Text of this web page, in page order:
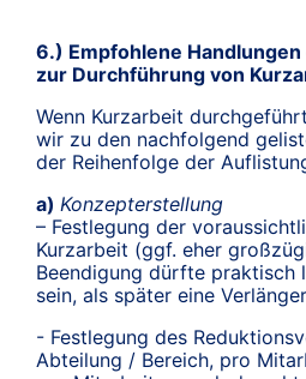
6.) Empfohlene
zur Durchführung von
Wenn Kurzarbeit
wir zu den nachfolgend
der Reihenfolge der
a) Konzepterstellung
– Festlegung der
Kurzarbeit (ggf. eher
Beendigung dürfte praktisch
sein, als später eine
- Festlegung des
Abteilung / Bereich, pro